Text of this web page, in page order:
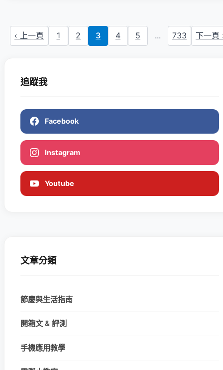
‹ 上一頁 1 2 3 4 5 ... 733 下一頁
追蹤我
Facebook
Instagram
Youtube
文章分類
節慶與生活指南
開箱文 & 評測
手機應用教學